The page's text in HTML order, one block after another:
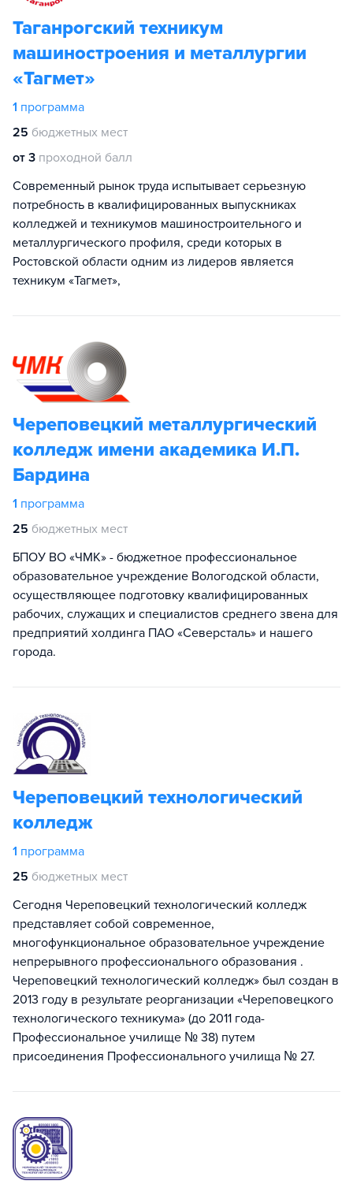
Таганрогский техникум
машиностроения и металлургии
«Тагмет»
1 программа
25 бюджетных мест
от 3 проходной балл
Современный рынок труда испытывает серьезную
потребность в квалифицированных выпускниках
колледжей и техникумов машиностроительного и
металлургического профиля, среди которых в
Ростовской области одним из лидеров является
техникум «Тагмет»,
Череповецкий металлургический
колледж имени академика И.П.
Бардина
1 программа
25 бюджетных мест
БПОУ ВО «ЧМК» - бюджетное профессиональное
образовательное учреждение Вологодской области,
осуществляющее подготовку квалифицированных
рабочих, служащих и специалистов среднего звена для
предприятий холдинга ПАО «Северсталь» и нашего
города.
Череповецкий технологический
колледж
1 программа
25 бюджетных мест
Сегодня Череповецкий технологический колледж
представляет собой современное,
многофункциональное образовательное учреждение
непрерывного профессионального образования .
Череповецкий технологический колледж» был создан в
2013 году в результате реорганизации «Череповецкого
технологического техникума» (до 2011 года-
Профессиональное училище № 38) путем
присоединения Профессионального училища № 27.